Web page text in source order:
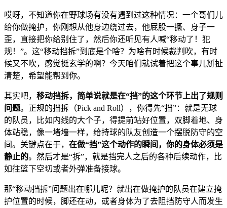
哎呀，不知道你在野球场有没有遇到过这种情况：一个哥们儿
给你做掩护，你刚想从他身边绕过去，他屁股一撅、身子一
歪，直接把你给别住了，然后你还听见有人喊“移动了！犯
规！”。这“移动挡拆”到底是个啥？为啥有时候裁判吹，有时
候又不吹，感觉挺玄学的啊？今天咱们就试着把这个事儿掰扯
清楚，希望能帮到你。
其实吧， 移动挡拆，简单说就是在“挡”的这个环节上出了规则
问题。正规的挡拆（Pick and Roll），你得先“挡”：就是无球
的队员，比如内线的大个子，得提前站好位置，双脚着地、身
体站稳，像一堵墙一样，给持球的队友创造一个摆脱防守的空
间。关键点在于， 在做“挡”这个动作的瞬间，你的身体必须是
静止的。然后才是“拆”，就是挡完人之后的各种后续动作，比
如往篮下空切或者外弹准备接球。
那“移动挡拆”问题出在哪儿呢？就出在做掩护的队员在建立掩
护位置的时候，脚还在动，或者身体为了去阻挡防守人而发生